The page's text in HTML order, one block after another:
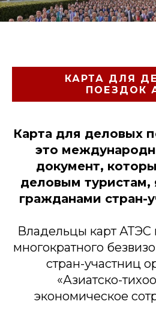
КАРТА ДЛЯ
ПОЕЗДОК
Карта для деловых
это
документ,
деловым
гражданами стран-
Владельцы карт АТЭС
многократного
стран-участниц
«Азиатско-
экономическое